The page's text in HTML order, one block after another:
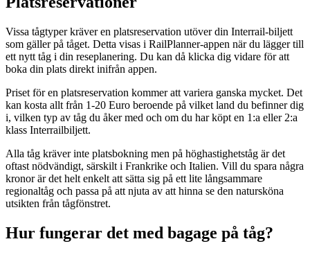
Vissa tågtyper kräver en platsreservation utöver din Interrail-biljett
som gäller på tåget. Detta visas i RailPlanner-appen när du lägger till
ett nytt tåg i din reseplanering. Du kan då klicka dig vidare för att
boka din plats direkt inifrån appen.
Priset för en platsreservation kommer att variera ganska mycket. Det
kan kosta allt från 1-20 Euro beroende på vilket land du befinner dig
i, vilken typ av tåg du åker med och om du har köpt en 1:a eller 2:a
klass Interrailbiljett.
Alla tåg kräver inte platsbokning men på höghastighetståg är det
oftast nödvändigt, särskilt i Frankrike och Italien. Vill du spara några
kronor är det helt enkelt att sätta sig på ett lite långsammare
regionaltåg och passa på att njuta av att hinna se den natursköna
utsikten från tågfönstret.
Hur fungerar det med bagage på tåg?